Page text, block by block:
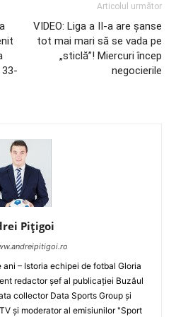
Articolul următor
VIDEO: Liga a II-a are şanse
tot mai mari să se vada pe
„sticlă”! Miercuri încep
negocierile
Pițigoi
– Istoria echipei de fotbal Gloria
redactor şef al publicaţiei Buzăul
collector Data Sports Group şi
şi moderator al emisiunilor "Sport